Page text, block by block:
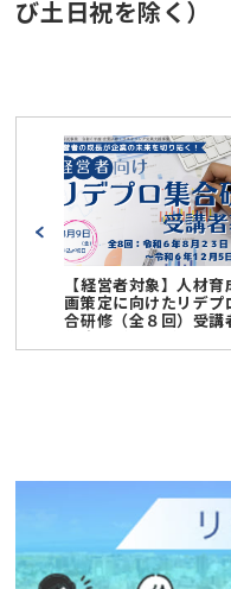
び土日祝を除く）
【経営者対象】人材育
画策定に向けたリデプ
合研修（全８回）受講